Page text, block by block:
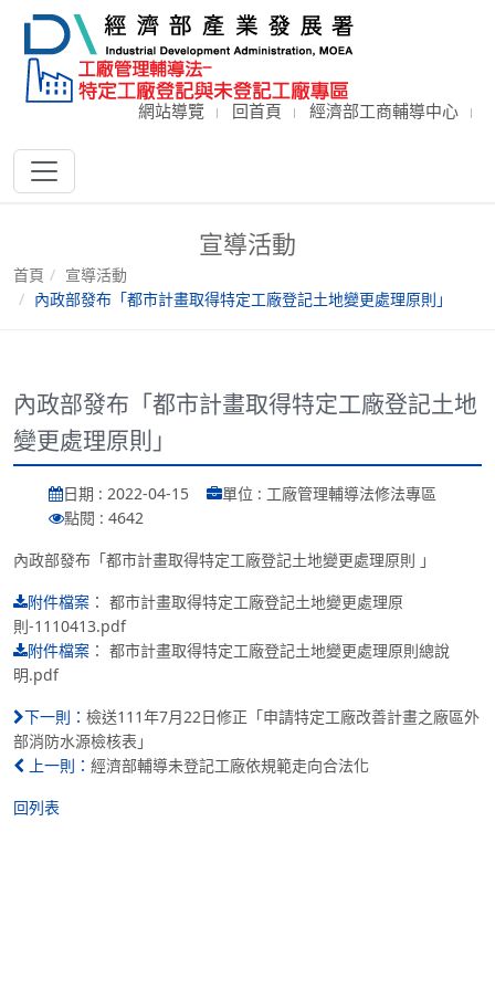
網站導覽 回首頁 經濟部工商輔導中心
宣導活動
首頁
宣導活動
內政部發布「都市計畫取得特定工廠登記土地變更處理原則」
內政部發布「都市計畫取得特定工廠登記土地
變更處理原則」
日期 : 2022-04-15
單位 : 工廠管理輔導法修法專區
點閱 : 4642
內政部發布「都市計畫取得特定工廠登記土地變更處理原則 」
附件檔案 ： 都市計畫取得特定工廠登記土地變更處理原
則-1110413.pdf
附件檔案 ： 都市計畫取得特定工廠登記土地變更處理原則總說
明.pdf
下一則： 檢送111年7月22日修正「申請特定工廠改善計畫之廠區外
部消防水源檢核表」
上一則： 經濟部輔導未登記工廠依規範走向合法化
回列表